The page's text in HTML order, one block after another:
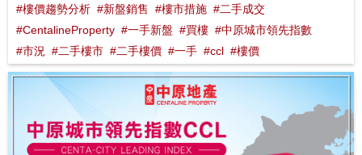
#樓價趨勢分析 #新盤銷售 #樓市措施 #二手成交
#CentalineProperty #一手新盤 #買樓 #中原城市領先指數
#市況
#二手樓市 #二手樓價 #一手 #ccl #樓價